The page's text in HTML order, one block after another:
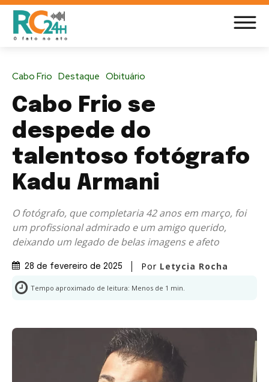
Cabo Frio Destaque Obituário
Cabo Frio se
despede do
talentoso fotógrafo
Kadu Armani
O fotógrafo, que completaria 42 anos em março, foi
um profissional admirado e um amigo querido,
deixando um legado de belas imagens e afeto
28 de fevereiro de 2025 Por Letycia Rocha
Tempo aproximado de leitura: Menos de 1 min.